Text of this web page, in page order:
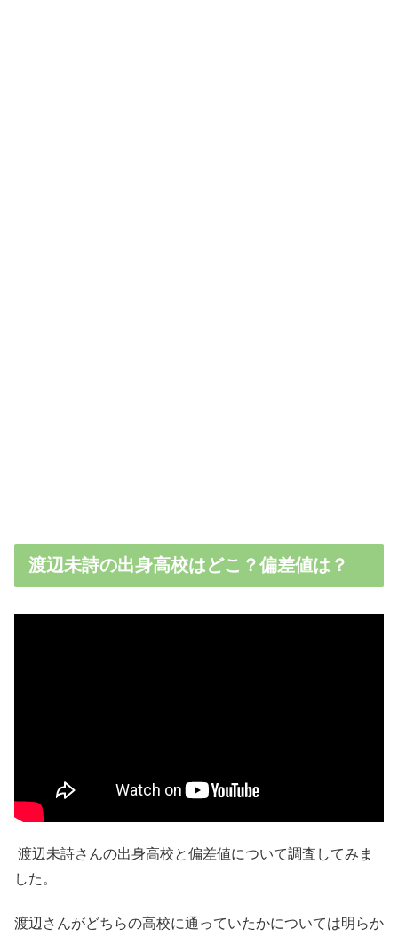
渡辺未詩の出身高校はどこ？偏差値は？
渡辺未詩さんの出身高校と偏差値について調査してみま
した。
渡辺さんがどちらの高校に通っていたかについては明らか